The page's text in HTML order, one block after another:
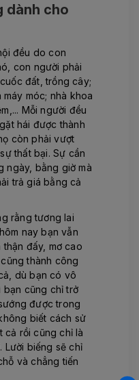
dành cho
đều do con
con người phải
đất, trồng cây;
móc; nhà khoa
Mỗi người đều
hái được thành
còn phải vượt
thất bại. Sự cần
ngày, bằng giờ mà
trả giá bằng cả
rằng tương lai
nay bạn vẫn
đấy, mơ cao
thành công
dù bạn có vô
bạn cũng chỉ trở
được trong
biết cách sử
cả rồi cũng chỉ là
Lười biếng sẽ chỉ
và chẳng tiến